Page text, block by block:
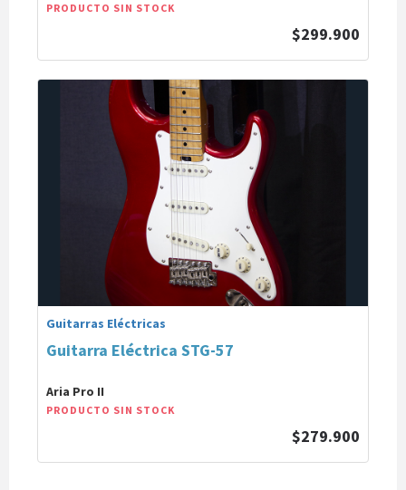
PRODUCTO SIN STOCK
$299.900
Guitarras Eléctricas
Guitarra Eléctrica STG-57
Aria Pro II
PRODUCTO SIN STOCK
$279.900